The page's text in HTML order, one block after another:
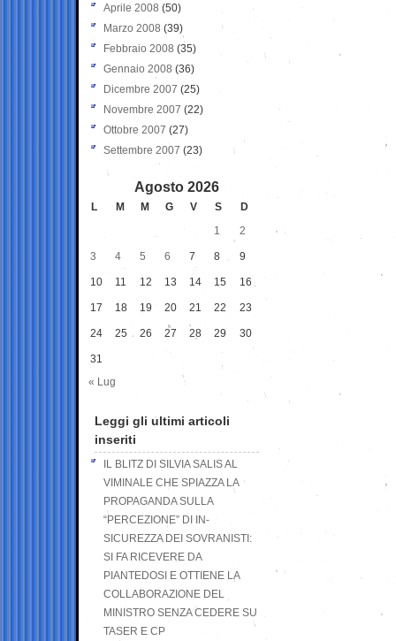
Aprile 2008 (50)
Marzo 2008 (39)
Febbraio 2008 (35)
Gennaio 2008 (36)
Dicembre 2007 (25)
Novembre 2007 (22)
Ottobre 2007 (27)
Settembre 2007 (23)
Agosto 2026
L M M G V S
D
1
2
3 4 5 6 7 8 9
10 11 12 13 14 15 16
17 18 19 20 21 22 23
24 25 26 27 28 29 30
31
« Lug
Leggi gli ultimi articoli
inseriti
IL BLITZ DI SILVIA SALIS AL
VIMINALE CHE SPIAZZA LA
PROPAGANDA SULLA
“PERCEZIONE” DI IN-
SICUREZZA DEI SOVRANISTI:
SI FA RICEVERE DA
PIANTEDOSI E OTTIENE LA
COLLABORAZIONE DEL
MINISTRO SENZA CEDERE SU
TASER E CP